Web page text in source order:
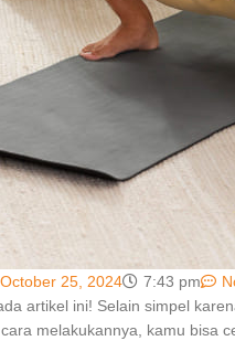
October 25, 2024 7:43 pm
artikel ini! Selain simpel
melakukannya, kamu bisa